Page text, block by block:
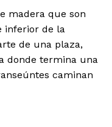
madera que son
inferior de la
de una plaza,
donde termina una
caminan